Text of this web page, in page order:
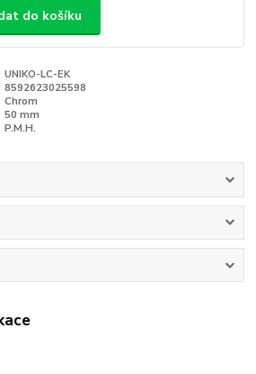
do košíku
UNIKO-LC-EK
8592623025598
Chrom
50 mm
P.M.H.